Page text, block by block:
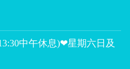
中午休息)❤星期六日及